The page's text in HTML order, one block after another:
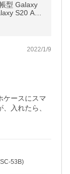
型 Galaxy
S20 A32
手帳型
2022/1/9
ケースにスマ
入れたら、
53B)